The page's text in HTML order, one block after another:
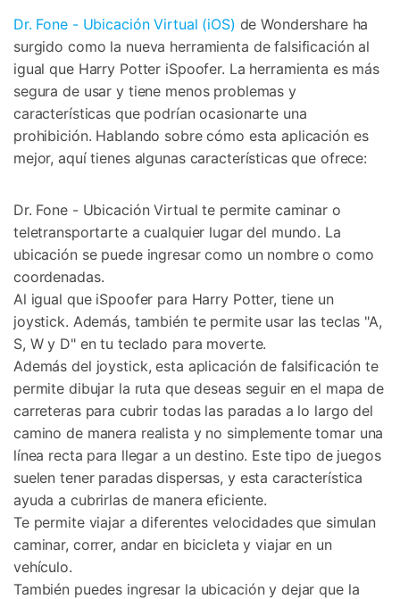
Dr. Fone - Ubicación Virtual (iOS) de Wondershare ha
surgido como la nueva herramienta de falsificación al
igual que Harry Potter iSpoofer. La herramienta es más
segura de usar y tiene menos problemas y
características que podrían ocasionarte una
prohibición. Hablando sobre cómo esta aplicación es
mejor, aquí tienes algunas características que ofrece:
Dr. Fone - Ubicación Virtual te permite caminar o
teletransportarte a cualquier lugar del mundo. La
ubicación se puede ingresar como un nombre o como
coordenadas.
Al igual que iSpoofer para Harry Potter, tiene un
joystick. Además, también te permite usar las teclas "A,
S, W y D" en tu teclado para moverte.
Además del joystick, esta aplicación de falsificación te
permite dibujar la ruta que deseas seguir en el mapa de
carreteras para cubrir todas las paradas a lo largo del
camino de manera realista y no simplemente tomar una
línea recta para llegar a un destino. Este tipo de juegos
suelen tener paradas dispersas, y esta característica
ayuda a cubrirlas de manera eficiente.
Te permite viajar a diferentes velocidades que simulan
caminar, correr, andar en bicicleta y viajar en un
vehículo.
También puedes ingresar la ubicación y dejar que la